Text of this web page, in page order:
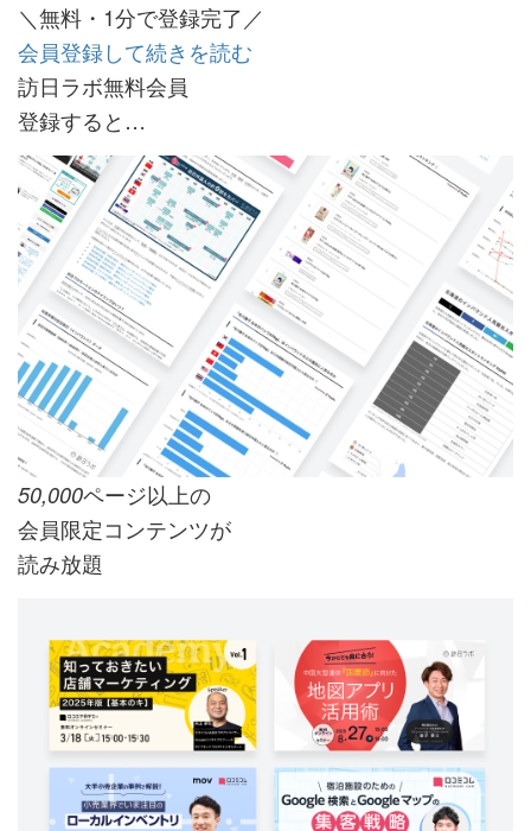
＼無料・1分で登録完了／
会員登録して続きを読む
訪日ラボ無料会員
登録すると…
50,000ページ以上の
会員限定コンテンツが
読み放題